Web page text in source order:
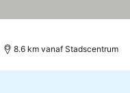
8.6 km vanaf Stadscentrum